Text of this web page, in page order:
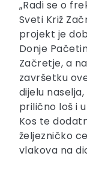
„Radi se o
Sveti Križ
projekt je
Donje
Začretje, a
završetku
dijelu
prilično loš i
Kos te
željezničko
vlakova na